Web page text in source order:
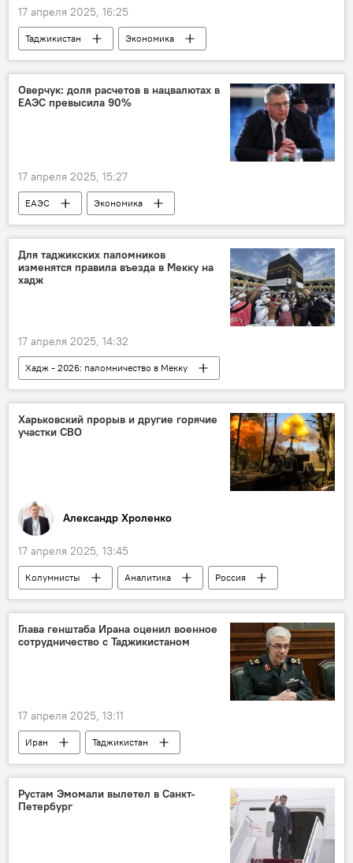
17 апреля 2025, 16:25
Таджикистан
Экономика
Промышленность
Оверчук: доля расчетов в нацвалютах в
ЕАЭС превысила 90%
17 апреля 2025, 15:27
ЕАЭС Экономика
Для таджикских паломников
изменятся правила въезда в Мекку на
хадж
17 апреля 2025, 14:32
Хадж - 2026: паломничество в Мекку
Саудовская Аравия
мусульманство
Религия
Харьковский прорыв и другие горячие
участки СВО
Александр Хроленко
17 апреля 2025, 13:45
Колумнисты Аналитика
Россия
Армия и вооружение
Украина
конфликт
Спецоперация России по защите Донбасса: последние новости
Глава генштаба Ирана оценил военное
сотрудничество с Таджикистаном
17 апреля 2025, 13:11
Иран
Таджикистан
Армия и вооружение
Рустам Эмомали вылетел в Санкт-
Петербург